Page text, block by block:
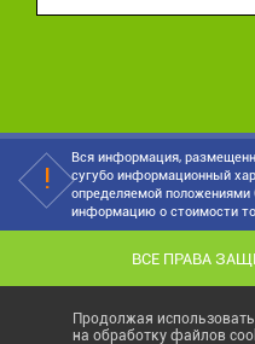
Вся информация,
сугубо информационный
определяемой
информацию о стоимости
ВСЕ ПРАВА
Продолжая
на обработку файлов